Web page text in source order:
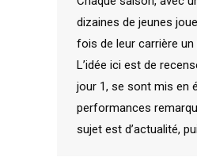
dizaines de jeunes
fois de leur carrière un
L’idée ici est de
jour 1, se sont mis en
performances
sujet est d’actualité,